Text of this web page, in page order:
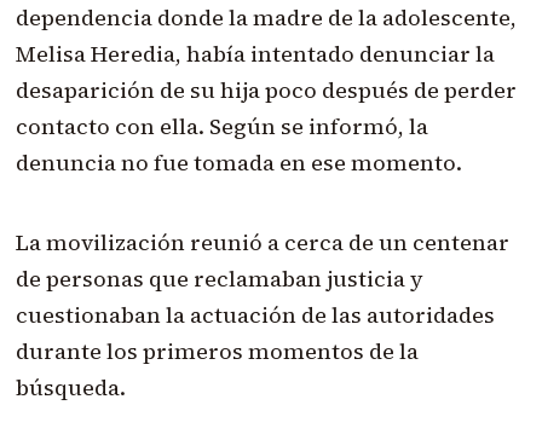
dependencia donde la madre de la adolescente,
Melisa Heredia, había intentado denunciar la
desaparición de su hija poco después de perder
contacto con ella. Según se informó, la
denuncia no fue tomada en ese momento.
La movilización reunió a cerca de un centenar
de personas que reclamaban justicia y
cuestionaban la actuación de las autoridades
durante los primeros momentos de la
búsqueda.